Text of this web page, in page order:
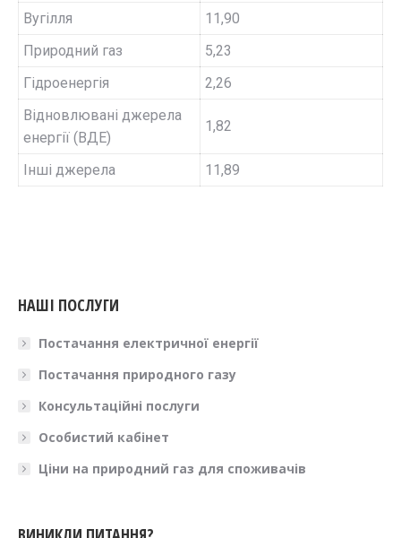
Вугілля
11,90
Природний газ
5,23
Гідроенергія
2,26
Відновлювані джерела
енергії (ВДЕ)
1,82
Інші джерела 11,89
НАШІ ПОСЛУГИ
Постачання електричної енергії
Постачання природного газу
Консультаційні послуги
Особистий кабінет
Ціни на природний газ для споживачів